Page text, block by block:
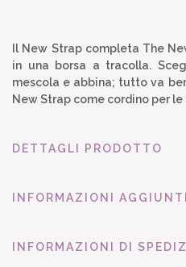
Il New Strap completa The
in una borsa a tracolla.
mescola e abbina; tutto va
New Strap come cordino per
DETTAGLI PRODOTTO
INFORMAZIONI
INFORMAZIONI DI